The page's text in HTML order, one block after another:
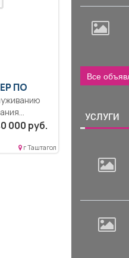
ПО
000 руб.
г Таштагол
Все
УСЛУГИ